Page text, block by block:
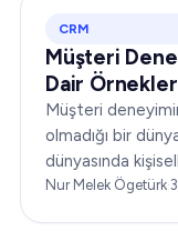
CRM
Müşteri
Dair Örnekler
Müşteri
olmadığı bir
dünyasında
dönüştürmenin
Nur Melek Ögetürk·3